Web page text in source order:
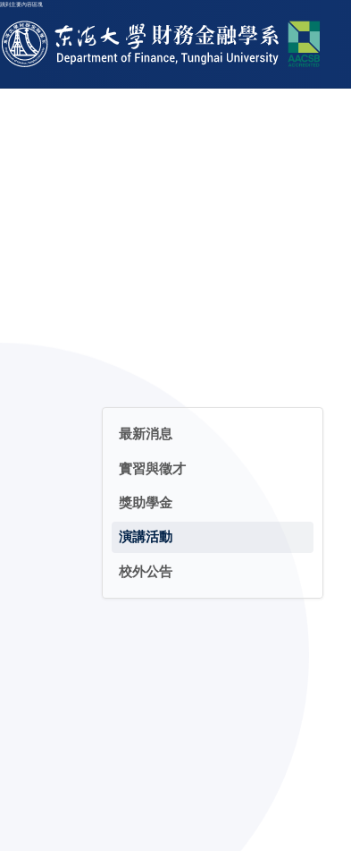
跳到主要內容區塊
東海大學logo
最新消息
實習與徵才
獎助學金
演講活動
校外公告